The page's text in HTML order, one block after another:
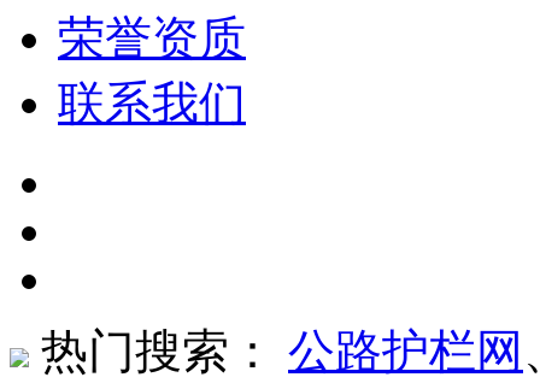
荣誉资质
联系我们
热门搜索： 公路护栏网